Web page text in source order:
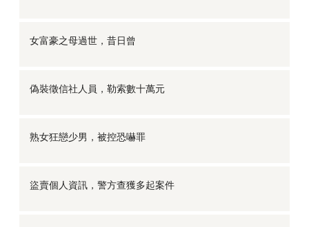
女富豪之母過世，昔日曾
偽裝徵信社人員，勒索數十萬元
熟女狂戀少男，被控恐嚇罪
盜賣個人資訊，警方查獲多起案件